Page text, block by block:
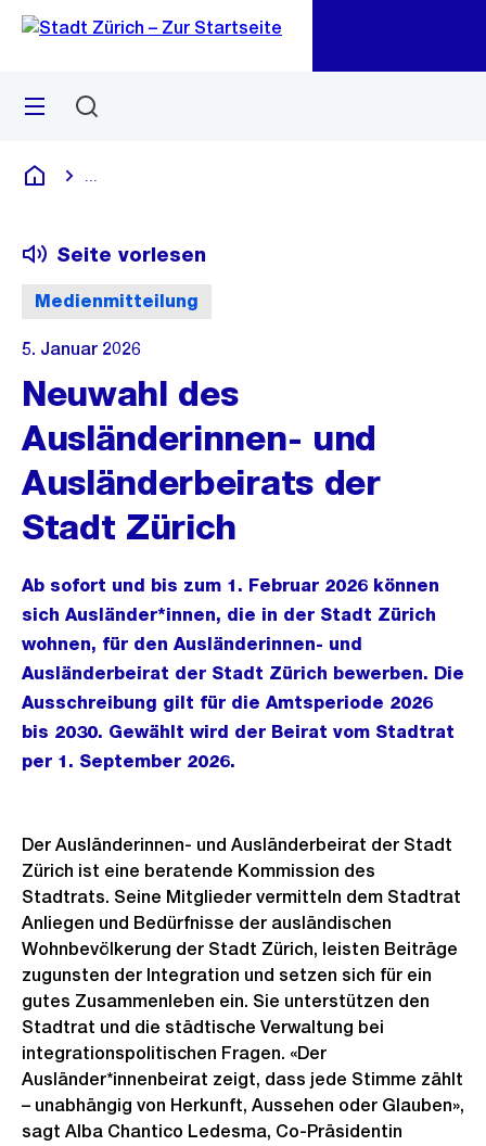
Navigation
Sprunglink
Menü
Deutsch
Medienmitteilung
Seite vorlesen
5. Januar 2026
Neuwahl des
Ausländerinnen- und
Ausländerbeirats der
Stadt Zürich
Ab sofort und bis zum 1. Februar 2026 können
sich Ausländer*innen, die in der Stadt Zürich
wohnen, für den Ausländerinnen- und
Ausländerbeirat der Stadt Zürich bewerben. Die
Ausschreibung gilt für die Amtsperiode 2026
bis 2030. Gewählt wird der Beirat vom Stadtrat
per 1. September 2026.
Der Ausländerinnen- und Ausländerbeirat der Stadt
Zürich ist eine beratende Kommission des
Stadtrats. Seine Mitglieder vermitteln dem Stadtrat
Anliegen und Bedürfnisse der ausländischen
Wohnbevölkerung der Stadt Zürich, leisten Beiträge
zugunsten der Integration und setzen sich für ein
gutes Zusammenleben ein. Sie unterstützen den
Stadtrat und die städtische Verwaltung bei
integrationspolitischen Fragen. «Der
Ausländer*innenbeirat zeigt, dass jede Stimme zählt
– unabhängig von Herkunft, Aussehen oder Glauben»,
sagt Alba Chantico Ledesma, Co-Präsidentin